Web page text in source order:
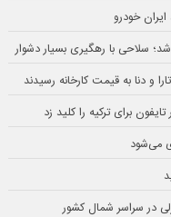
و دنا به قیمت کارخانه رسیدند
می‌شود
در سراسر شمال کشور